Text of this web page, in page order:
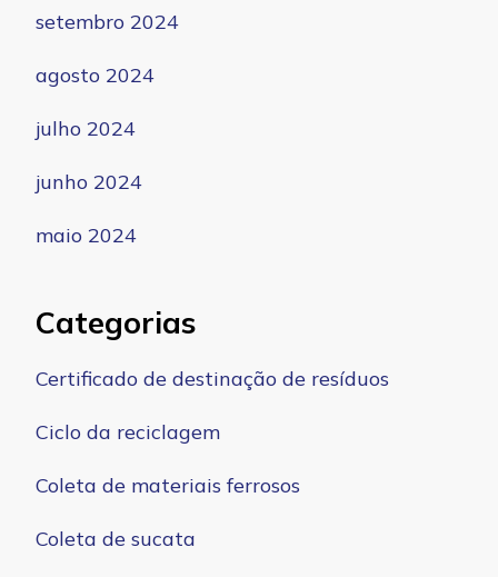
setembro 2024
agosto 2024
julho 2024
junho 2024
maio 2024
Categorias
Certificado de destinação de resíduos
Ciclo da reciclagem
Coleta de materiais ferrosos
Coleta de sucata